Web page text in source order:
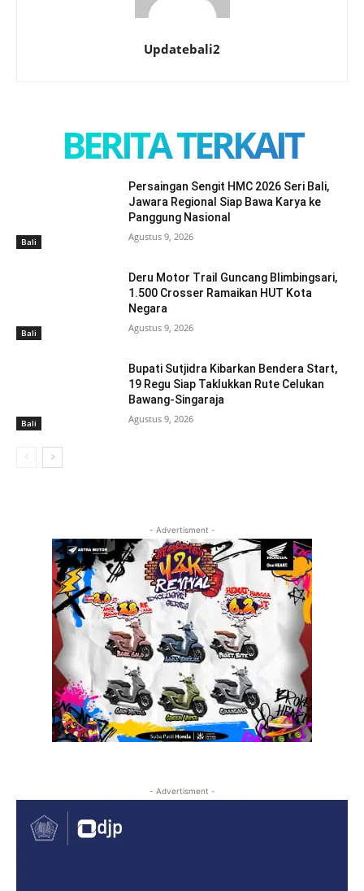
Updatebali2
BERITA TERKAIT
Bali
Persaingan Sengit HMC 2026 Seri Bali,
Jawara Regional Siap Bawa Karya ke
Panggung Nasional
Agustus 9, 2026
Bali
Deru Motor Trail Guncang Blimbingsari,
1.500 Crosser Ramaikan HUT Kota
Negara
Agustus 9, 2026
Bali
Bupati Sutjidra Kibarkan Bendera Start,
19 Regu Siap Taklukkan Rute Celukan
Bawang-Singaraja
Agustus 9, 2026
- Advertisment -
- Advertisment -